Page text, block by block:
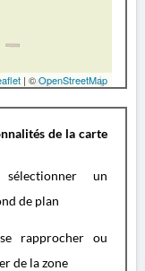
| ©OpenStreetMap
de la carte
sélectionner un
de plan
rapprocher ou
de la zone